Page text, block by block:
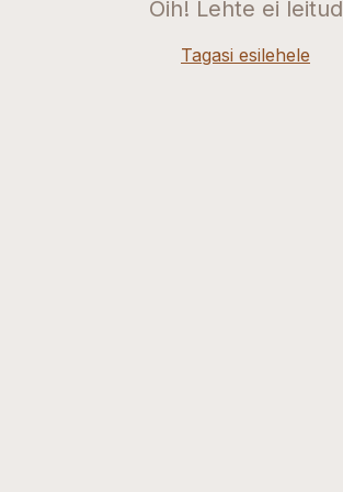
Oih! Lehte ei leitud
Tagasi esilehele